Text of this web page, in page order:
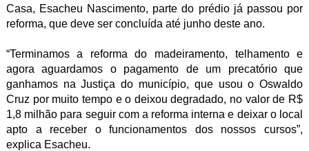
Casa, Esacheu Nascimento, parte do prédio já passou por
reforma, que deve ser concluída até junho deste ano.
“Terminamos a reforma do madeiramento, telhamento e
agora aguardamos o pagamento de um precatório que
ganhamos na Justiça do município, que usou o Oswaldo
Cruz por muito tempo e o deixou degradado, no valor de R$
1,8 milhão para seguir com a reforma interna e deixar o local
apto a receber o funcionamentos dos nossos cursos”,
explica Esacheu.